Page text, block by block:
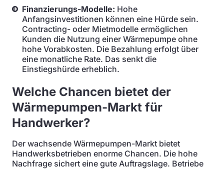
Finanzierungs-Modelle: Hohe
Anfangsinvestitionen können eine Hürde sein.
Contracting- oder Mietmodelle ermöglichen
Kunden die Nutzung einer Wärmepumpe ohne
hohe Vorabkosten. Die Bezahlung erfolgt über
eine monatliche Rate. Das senkt die
Einstiegshürde erheblich.
Welche Chancen bietet der
Wärmepumpen-Markt für
Handwerker?
Der wachsende Wärmepumpen-Markt bietet
Handwerksbetrieben enorme Chancen. Die hohe
Nachfrage sichert eine gute Auftragslage. Betriebe